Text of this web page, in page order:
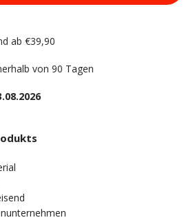
ab €39,90
von 90 Tagen